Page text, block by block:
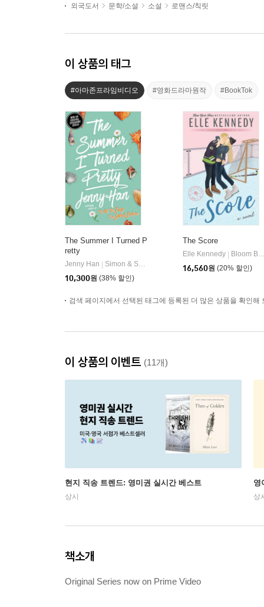
외국도서 문학/소설 소설 로맨스/칙릿
이 상품의 태그
#아마존프라임비디오 #영화드라마원작 #BookTok
The Summer I Turned P
retty
Jenny Han
Simon & Schuster Books for Young Readers
10,300원 (38% 할인)
The Score
Elle Kennedy
Bloom Books
16,560원 (20% 할인)
검색 페이지에서 선택된 태그에 등록된 더 많은 상품을 확인해
이 상품의 이벤트 (11개)
현지 직송 트렌드: 영미권 실시간 베스트
상시
영
상
책소개
Original Series now on Prime Video